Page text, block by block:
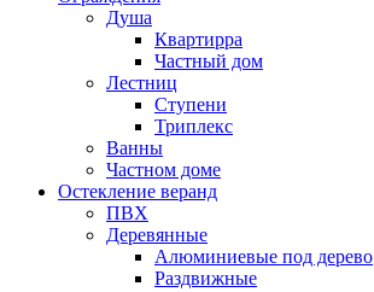
Душа
Квартирра
Частный дом
Лестниц
Ступени
Триплекс
Ванны
Частном доме
Остекление веранд
ПВХ
Деревянные
Алюминиевые под дерево
Раздвижные